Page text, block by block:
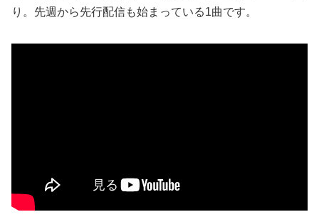
り。先週から先行配信も始まっている1曲です。